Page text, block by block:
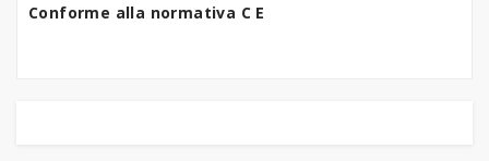
Conforme alla normativa C E